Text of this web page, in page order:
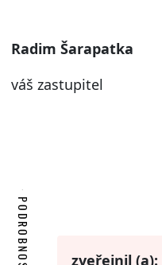
Radim Šarapatka
váš zastupitel
PODROBNOSTI zveřejnil (a):